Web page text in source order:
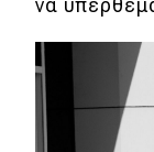
ΚΤΕΟ
Οδική
να